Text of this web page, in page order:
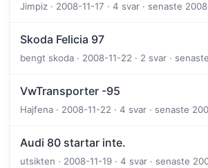
Jimpiz · 2008-11-17 · 4 svar · senaste
Skoda Felicia 97
bengt skoda · 2008-11-22 · 2 svar ·
VwTransporter -95
Hajfena · 2008-11-22 · 4 svar · senaste
Audi 80 startar inte.
utsikten · 2008-11-19 · 4 svar · senaste